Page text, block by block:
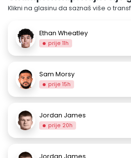
Klikni na glasinu da saznaš više o
Ethan Wheatley
prije 11h
Sam Morsy
prije 15h
Jordan James
prije 20h
Jordan James